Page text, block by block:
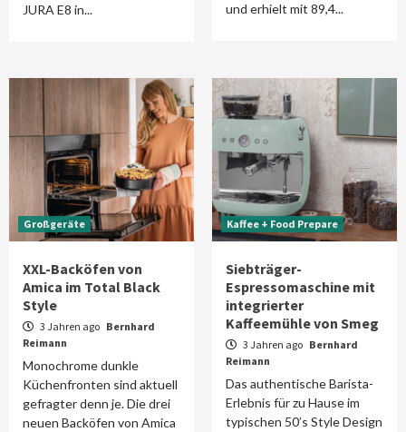
JURA E8 in...
und erhielt mit 89,4...
Großgeräte
XXL-Backöfen von
Amica im Total Black
Style
3 Jahren ago Bernhard
Reimann
Monochrome dunkle
Küchenfronten sind aktuell
gefragter denn je. Die drei
neuen Backöfen von Amica
Kaffee + Food Prepare
Siebträger-
Espressomaschine mit
integrierter
Kaffeemühle von Smeg
3 Jahren ago Bernhard
Reimann
Das authentische Barista-
Erlebnis für zu Hause im
typischen 50’s Style Design